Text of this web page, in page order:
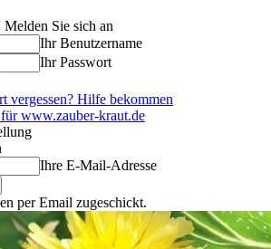
Sie sich an
Ihr Benutzername
Ihr Passwort
vergessen? Hilfe bekommen
www.zauber-kraut.de
Ihre E-Mail-Adresse
per Email zugeschickt.